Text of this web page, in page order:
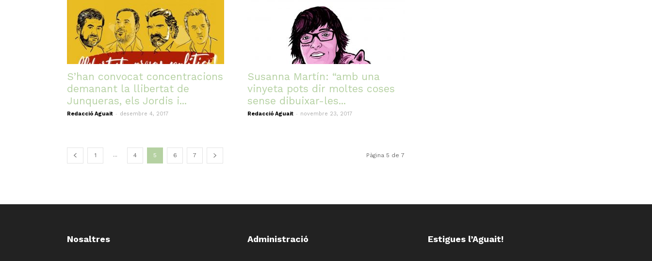
S’han convocat concentracions
demanant la llibertat de
Junqueras, els Jordis i...
Redacció Aguait - desembre 4, 2017
Susanna Martín: “amb una
vinyeta pots dir moltes coses
sense dibuixar-les...
Redacció Aguait - novembre 23, 2017
1 ... 4 5 6 7 Pàgina 5 de 7
Nosaltres Administració Estigues l’Aguait!